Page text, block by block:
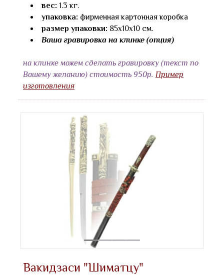
вес: 1.3 кг.
упаковка: фирменная картонная коробка
размер упаковки: 85х10х10 см.
Ваша гравировка на клинке (опция)
на клинке можем сделать гравировку (текст по
Вашему желанию) стоимость 950р. Пример
изготовления
Вакидзаси "Шиматцу"